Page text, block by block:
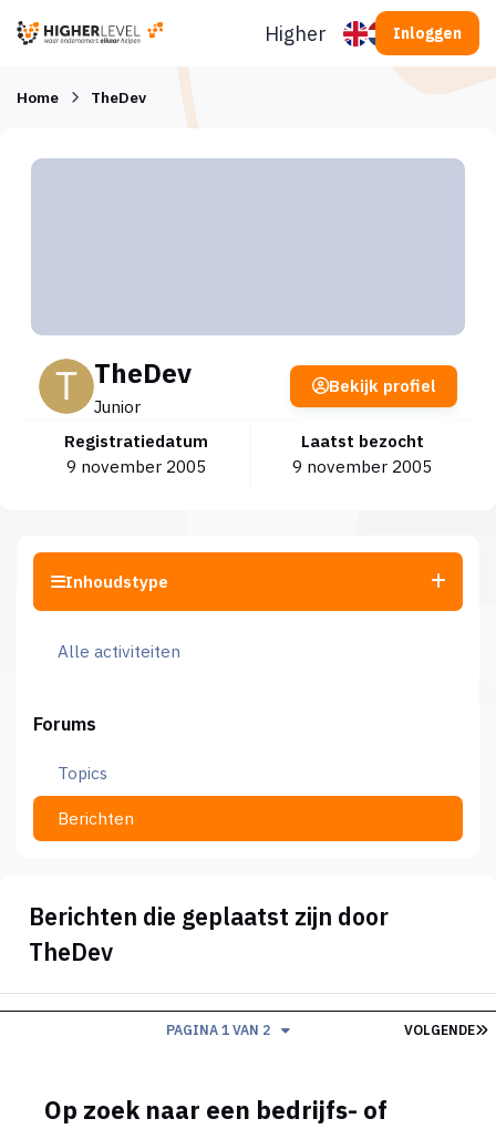
Higherlevel Inloggen
Home TheDev
TheDev
Junior
Registratiedatum
9 november 2005
Laatst bezocht
9 november 2005
Bekijk profiel
Inhoudstype
Alle activiteiten
Forums
Topics
Berichten
Berichten die geplaatst zijn door
TheDev
VOLGENDE
PAGINA 1 VAN 2
Op zoek naar een bedrijfs- of